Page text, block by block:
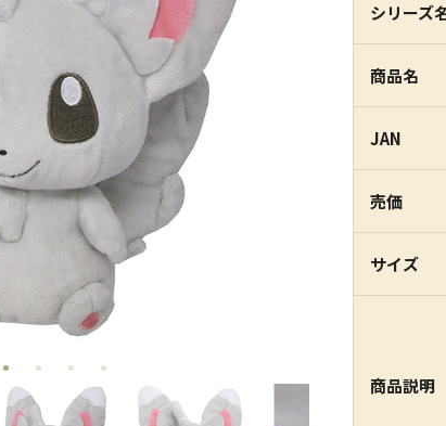
シリーズ
商品名
JAN
売価
サイズ
商品説明